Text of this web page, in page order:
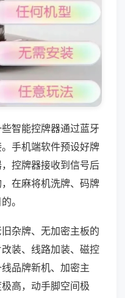
智能控牌器通过蓝牙
手机端软件预设好牌
控牌器接收到信号后
在麻将机洗牌、码牌
。
杂牌、无加密主板的
装、线路加装、磁控
品牌新机、加密主
高，动手脚空间极